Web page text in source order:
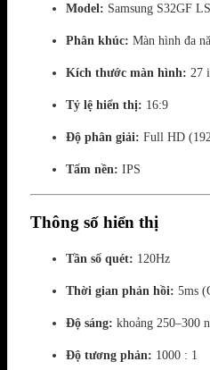
Model: Samsung S32GF
Phân khúc: Màn hình đa
Kích thước màn hình: 27
Tỷ lệ hiển thị: 16:9
Độ phân giải: Full HD
Tấm nền: IPS
Thông số hiển thị
Tần số quét: 120Hz
Thời gian phản hồi: 5ms
Độ sáng: khoảng 250–300
Độ tương phản: 1000 : 1